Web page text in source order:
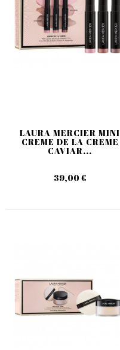
LAURA MERCIER MINI
CREME DE LA CREME
CAVIAR...
39,00 €